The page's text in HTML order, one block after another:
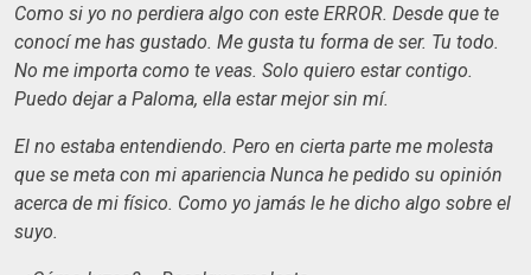
Como si yo no perdiera algo con este ERROR. Desde que te
conocí me has gustado. Me gusta tu forma de ser. Tu todo.
No me importa como te veas. Solo quiero estar contigo.
Puedo dejar a Paloma, ella estar mejor sin mí.
El no estaba entendiendo. Pero en cierta parte me molesta
que se meta con mi apariencia Nunca he pedido su opinión
acerca de mi físico. Como yo jamás le he dicho algo sobre el
suyo.